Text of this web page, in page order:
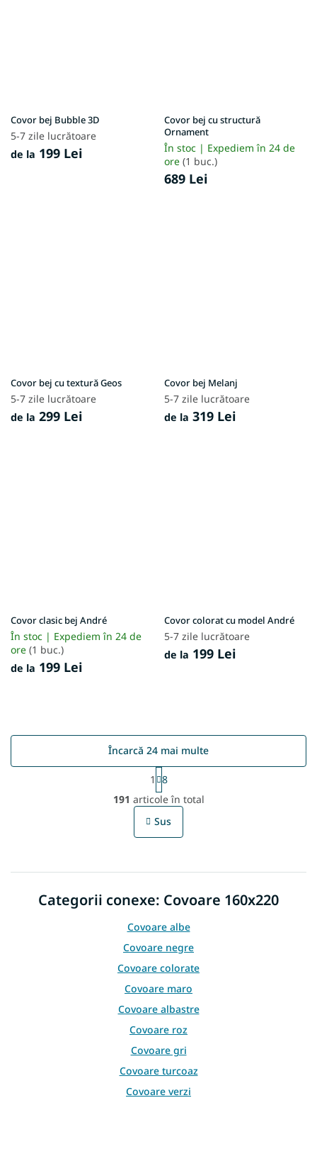
Covor bej Bubble 3D
5-7 zile lucrătoare
de la 199 Lei
Covor bej cu structură
Ornament
În stoc | Expediem în 24 de
ore (1 buc.)
689 Lei
Covor bej cu textură Geos
5-7 zile lucrătoare
de la 299 Lei
Covor bej Melanj
5-7 zile lucrătoare
de la 319 Lei
Covor clasic bej André
În stoc | Expediem în 24 de
ore (1 buc.)
de la 199 Lei
Covor colorat cu model André
5-7 zile lucrătoare
de la 199 Lei
C
o
n
l
l
i
t
ă
i
l
r
Încarcă 24 mai multe
P
a
g
i
n
1
8
191 articole în total
Sus
Categorii conexe: Covoare 160x220
Covoare albe
Covoare negre
Covoare colorate
Covoare maro
Covoare albastre
Covoare roz
Covoare gri
Covoare turcoaz
Covoare verzi